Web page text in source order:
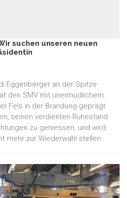
suchen unseren neuen
Eggenberger an der Spitze
den SMV mit unermüdlichem
Fels in der Brandung geprägt.
seinen verdienten Ruhestand
zu geniessen, und wird
mehr zur Wiederwahl stellen